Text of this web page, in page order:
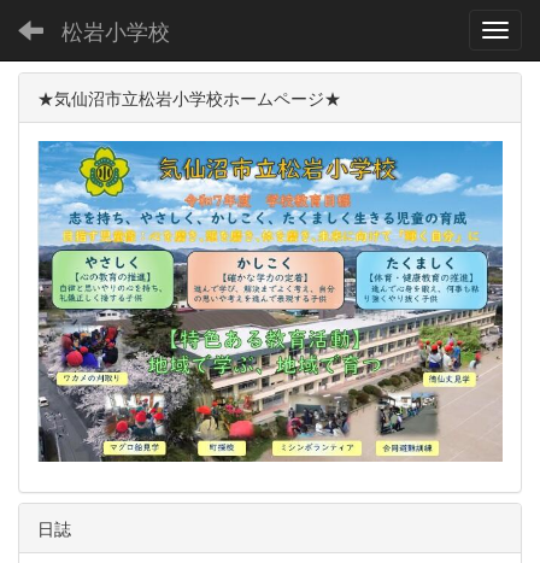
松岩小学校
★気仙沼市立松岩小学校ホームページ★
日誌